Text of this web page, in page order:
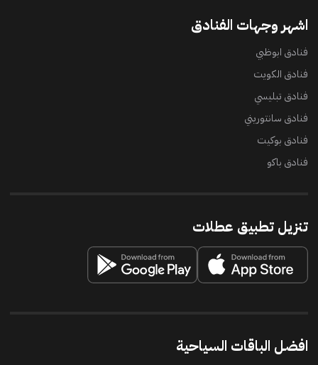
اشهر وجهات الفنادق
فنادق ابوظبي
فنادق الكويت
فنادق تبليسي
فنادق سانتوريني
فنادق بوكيت
فنادق باكو
تنزيل تطبيق عطلات
افضل الباقات السياحية